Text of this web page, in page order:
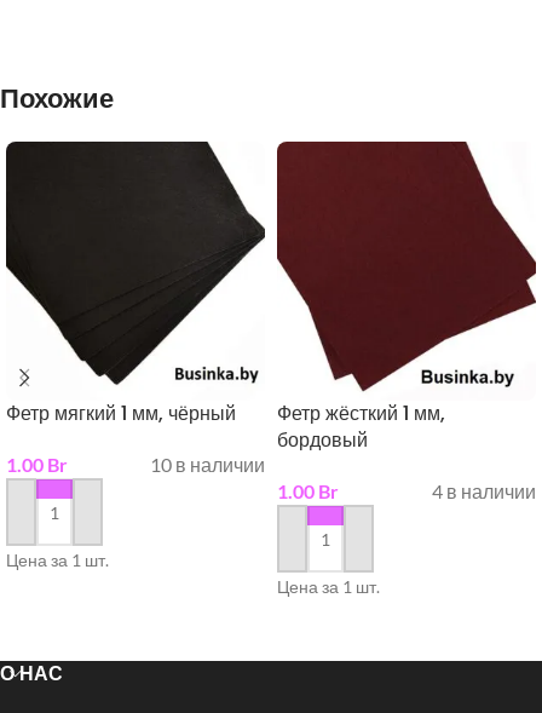
Похожие
Фетр мягкий 1 мм, чёрный
1.00 Br 10 в наличии
в корзину
Цена за 1 шт.
Фетр жёсткий 1 мм,
бордовый
1.00 Br 4 в наличии
в корзину
Цена за 1 шт.
О НАС